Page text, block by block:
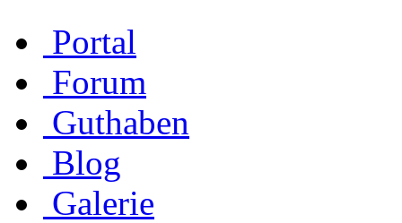
Portal
Forum
Guthaben
Blog
Galerie